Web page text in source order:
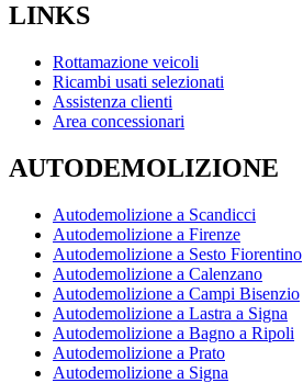
LINKS
Rottamazione veicoli
Ricambi usati selezionati
Assistenza clienti
Area concessionari
AUTODEMOLIZIONE
Autodemolizione a Scandicci
Autodemolizione a Firenze
Autodemolizione a Sesto Fiorentino
Autodemolizione a Calenzano
Autodemolizione a Campi Bisenzio
Autodemolizione a Lastra a Signa
Autodemolizione a Bagno a Ripoli
Autodemolizione a Prato
Autodemolizione a Signa